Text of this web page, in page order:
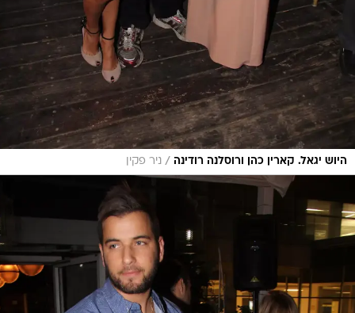
היוש יגאל. קארין כהן ורוסלנה רודינה / ניר פקין